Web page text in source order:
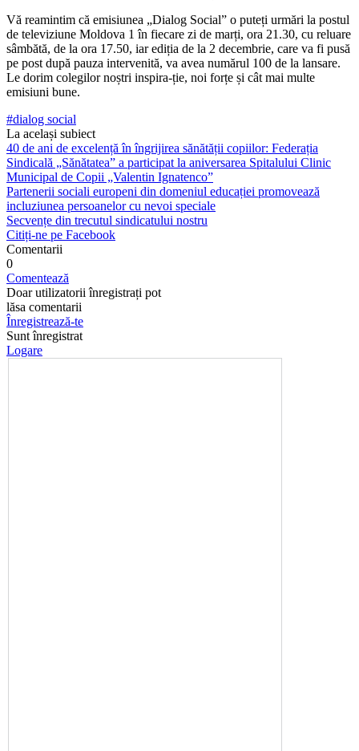
Vă reamintim că emisiunea „Dia­log Social” o puteți urmări la postul
de televiziune Moldova 1 în fiecare zi de marți, ora 21.30, cu reluare
sâm­bătă, de la ora 17.50, iar ediția de la 2 decembrie, care va fi pusă
pe post după pauza intervenită, va avea nu­mărul 100 de la lansare.
Le dorim co­legilor noștri inspira-ție, noi forțe și cât mai multe
emisiuni bune.
#dialog social
La același subiect
40 de ani de excelență în îngrijirea sănătății copiilor: Federația
Sindicală „Sănătatea” a participat la aniversarea Spitalului Clinic
Municipal de Copii „Valentin Ignatenco”
Partenerii sociali europeni din domeniul educației promovează
incluziunea persoanelor cu nevoi speciale
Secvențe din trecutul sindicatului nostru
Citiți-ne pe Facebook
Comentarii
0
Comentează
Doar utilizatorii înregistrați pot
lăsa comentarii
Înregistrează-te
Sunt înregistrat
Logare